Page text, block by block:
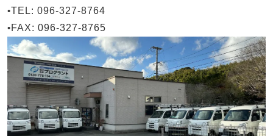
•TEL: 096-327-8764
•FAX: 096-327-8765